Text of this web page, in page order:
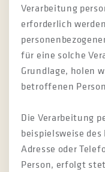
Verarbeitung
erforderlich
für eine solche
Grundlage, holen
betroffenen
Die Verarbeitung
beispielsweise
Adresse oder
Person, erfolgt